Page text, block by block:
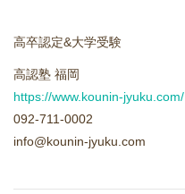
お問い合わせ
高卒認定&大学受験
高認塾 福岡
https://www.kounin-jyuku.com/
092-711-0002
info@kounin-jyuku.com